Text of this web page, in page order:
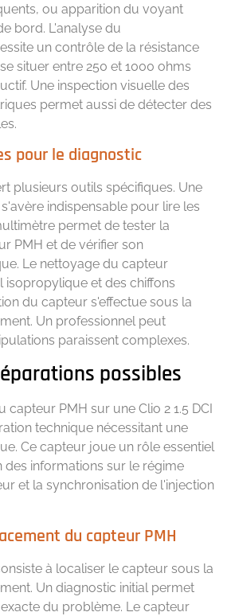
ou apparition du voyant
bord. L'analyse du
un contrôle de la résistance
situer entre 250 et 1000 ohms
Une inspection visuelle des
permet aussi de détecter des
pour le diagnostic
plusieurs outils spécifiques. Une
indispensable pour lire les
permet de tester la
PMH et de vérifier son
Le nettoyage du capteur
isopropylique et des chiffons
du capteur s'effectue sous la
Un professionnel peut
paraissent complexes.
possibles
PMH sur une Clio 2 1.5 DCI
technique nécessitant une
Ce capteur joue un rôle essentiel
des informations sur le régime
et la synchronisation de l'injection
du capteur PMH
à localiser le capteur sous la
Un diagnostic initial permet
du problème. Le capteur